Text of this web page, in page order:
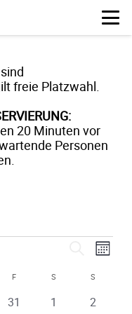
freie Platzwahl.
20 Minuten vor
Personen
Suche
und
SucheMonat
F S SAMSTAGS
0
31
0
1
0
2